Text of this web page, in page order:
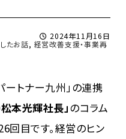
2024年11月16日
たお話, 経営改善支援・事業再
ートナー九州」の連携
松本光輝社長」のコラム
回目です。経営のヒン